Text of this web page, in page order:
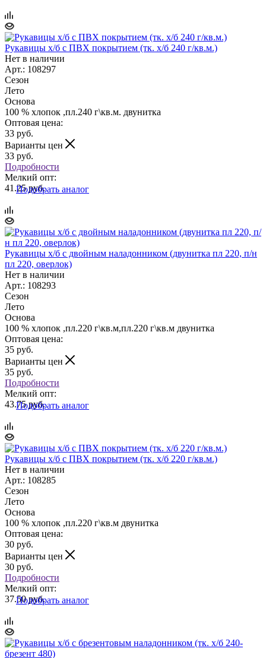
Рукавицы х/б с ПВХ покрытием (тк. х/б 240 г/кв.м.)
Нет в наличии
Арт.: 108297
Сезон
Лето
Основа
100 % хлопок ,пл.240 г\кв.м. двунитка
Оптовая цена:
33 руб.
Варианты цен
33 руб.
Подробности
Мелкий опт:
41.25 руб.
Подобрать аналог
Рукавицы х/б с двойным наладонником (двунитка пл 220, п/н
пл 220, оверлок)
Нет в наличии
Арт.: 108293
Сезон
Лето
Основа
100 % хлопок ,пл.220 г\кв.м,пл.220 г\кв.м двунитка
Оптовая цена:
35 руб.
Варианты цен
35 руб.
Подробности
Мелкий опт:
43.75 руб.
Подобрать аналог
Рукавицы х/б с ПВХ покрытием (тк. х/б 220 г/кв.м.)
Нет в наличии
Арт.: 108285
Сезон
Лето
Основа
100 % хлопок ,пл.220 г\кв.м двунитка
Оптовая цена:
30 руб.
Варианты цен
30 руб.
Подробности
Мелкий опт:
37.50 руб.
Подобрать аналог